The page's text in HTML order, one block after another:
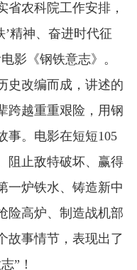
省农科院工作安排，
’精神、奋进时代征
影《钢铁意志》。
史改编而成，讲述的
跨越重重艰险，用钢
事。电影在短短105
阻止敌特破坏、赢得
一炉铁水、铸造新中
险高炉、制造战机部
故事情节，表现出了
”！